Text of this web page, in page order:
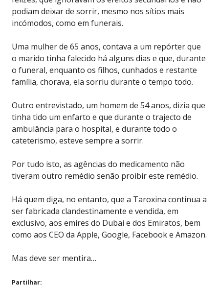
podiam deixar de sorrir, mesmo nos sítios mais
incómodos, como em funerais.
Uma mulher de 65 anos, contava a um repórter que
o marido tinha falecido há alguns dias e que, durante
o funeral, enquanto os filhos, cunhados e restante
família, chorava, ela sorriu durante o tempo todo.
Outro entrevistado, um homem de 54 anos, dizia que
tinha tido um enfarto e que durante o trajecto de
ambulância para o hospital, e durante todo o
cateterismo, esteve sempre a sorrir.
Por tudo isto, as agências do medicamento não
tiveram outro remédio senão proibir este remédio.
Há quem diga, no entanto, que a Taroxina continua a
ser fabricada clandestinamente e vendida, em
exclusivo, aos emires do Dubai e dos Emiratos, bem
como aos CEO da Apple, Google, Facebook e Amazon.
Mas deve ser mentira…
Partilhar: